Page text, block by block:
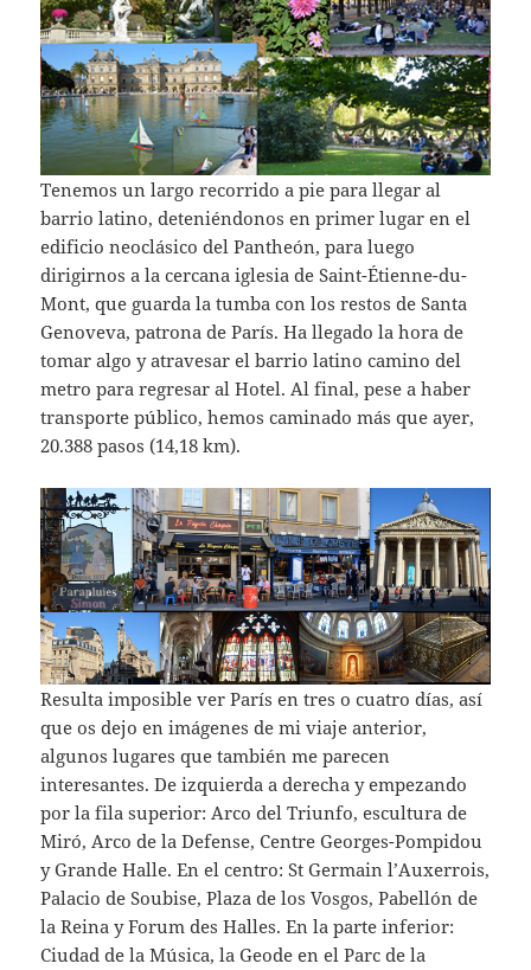
Tenemos un largo recorrido a pie para llegar al
barrio latino, deteniéndonos en primer lugar en el
edificio neoclásico del Pantheón, para luego
dirigirnos a la cercana iglesia de Saint-Étienne-du-
Mont, que guarda la tumba con los restos de Santa
Genoveva, patrona de París. Ha llegado la hora de
tomar algo y atravesar el barrio latino camino del
metro para regresar al Hotel. Al final, pese a haber
transporte público, hemos caminado más que ayer,
20.388 pasos (14,18 km).
Resulta imposible ver París en tres o cuatro días, así
que os dejo en imágenes de mi viaje anterior,
algunos lugares que también me parecen
interesantes. De izquierda a derecha y empezando
por la fila superior: Arco del Triunfo, escultura de
Miró, Arco de la Defense, Centre Georges-Pompidou
y Grande Halle. En el centro: St Germain l’Auxerrois,
Palacio de Soubise, Plaza de los Vosgos, Pabellón de
la Reina y Forum des Halles. En la parte inferior:
Ciudad de la Música, la Geode en el Parc de la